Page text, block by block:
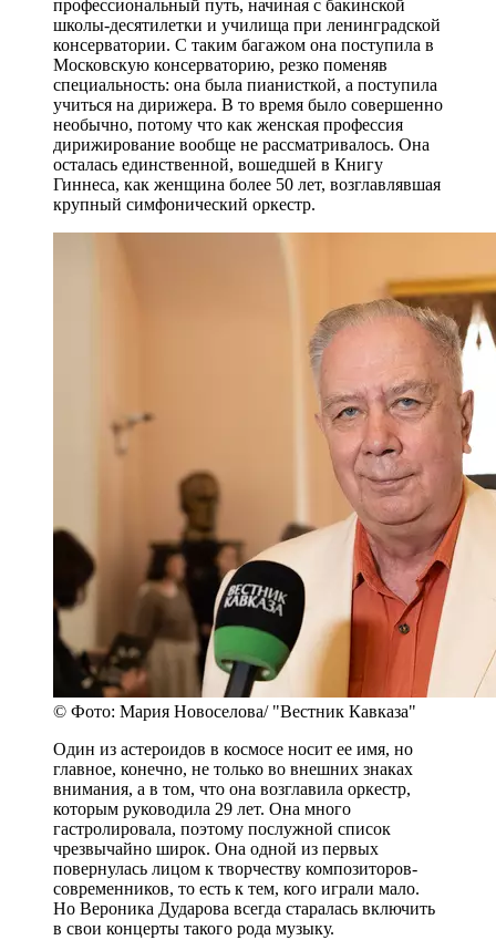
профессиональный путь, начиная с бакинской
школы-десятилетки и училища при ленинградской
консерватории. С таким багажом она поступила в
Московскую консерваторию, резко поменяв
специальность: она была пианисткой, а поступила
учиться на дирижера. В то время было совершенно
необычно, потому что как женская профессия
дирижирование вообще не рассматривалось. Она
осталась единственной, вошедшей в Книгу
Гиннеса, как женщина более 50 лет, возглавлявшая
крупный симфонический оркестр.
© Фото: Мария Новоселова/ "Вестник Кавказа"
Один из астероидов в космосе носит ее имя, но
главное, конечно, не только во внешних знаках
внимания, а в том, что она возглавила оркестр,
которым руководила 29 лет. Она много
гастролировала, поэтому послужной список
чрезвычайно широк. Она одной из первых
повернулась лицом к творчеству композиторов-
современников, то есть к тем, кого играли мало.
Но Вероника Дударова всегда старалась включить
в свои концерты такого рода музыку.